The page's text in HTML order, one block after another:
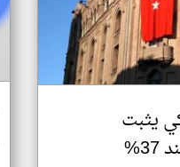
يثبت